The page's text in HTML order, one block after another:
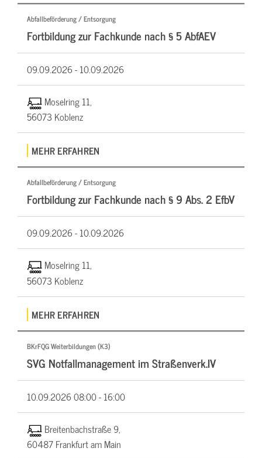
Abfallbeförderung / Entsorgung
Fortbildung zur Fachkunde nach § 5 AbfAEV
09.09.2026 -10.09.2026
Moselring 11,
56073 Koblenz
MEHR ERFAHREN
Abfallbeförderung / Entsorgung
Fortbildung zur Fachkunde nach § 9 Abs. 2 EfbV
09.09.2026 -10.09.2026
Moselring 11,
56073 Koblenz
MEHR ERFAHREN
BKrFQG Weiterbildungen (K3)
SVG Notfallmanagement im Straßenverk.IV
10.09.202608:00 - 16:00
Breitenbachstraße 9,
60487 Frankfurt am Main